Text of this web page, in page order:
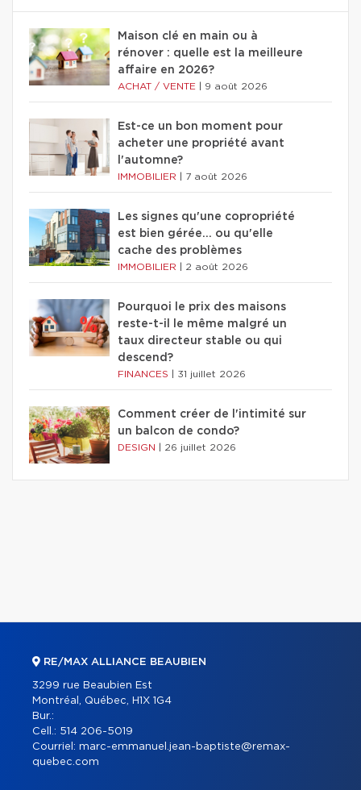
Maison clé en main ou à
rénover : quelle est la meilleure
affaire en 2026?
ACHAT / VENTE 9 août 2026
Est-ce un bon moment pour
acheter une propriété avant
l'automne?
IMMOBILIER 7 août 2026
Les signes qu'une copropriété
est bien gérée… ou qu'elle
cache des problèmes
IMMOBILIER 2 août 2026
Pourquoi le prix des maisons
reste-t-il le même malgré un
taux directeur stable ou qui
descend?
FINANCES 31 juillet 2026
Comment créer de l'intimité sur
un balcon de condo?
DESIGN 26 juillet 2026
RE/MAX ALLIANCE BEAUBIEN
3299 rue Beaubien Est
Montréal, Québec, H1X 1G4
Bur.:
Cell.: 514 206-5019
Courriel: marc-emmanuel.jean-baptiste@remax-
quebec.com